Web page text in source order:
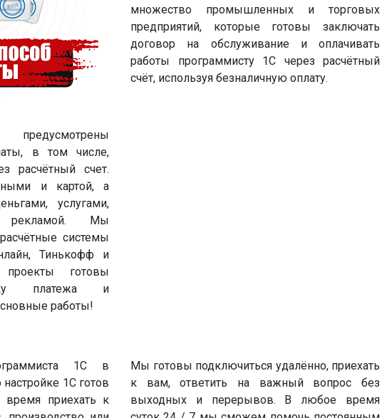
в том числе,
расчётный счет.
и картой, а
услугами,
рекламой. Мы
системы
Тинькофф и
готовы
платежа и
работы!
множество промышленных и торговых
предприятий, которые готовы заключать
договор на обслуживание и оплачивать
работы программисту 1С через расчётный
счёт, используя безналичную оплату.
1С в
1С готов
время приехать к
Мы готовы подключиться удалённо, приехать
к вам, ответить на важный вопрос без
выходных и перерывов. В любое время